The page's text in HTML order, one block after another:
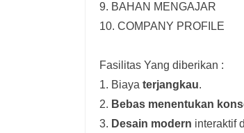
9. BAHAN MENGAJAR
10. COMPANY PROFILE
Fasilitas Yang diberikan :
1. Biaya terjangkau.
2. Bebas menentukan
3. Desain modern interaktif